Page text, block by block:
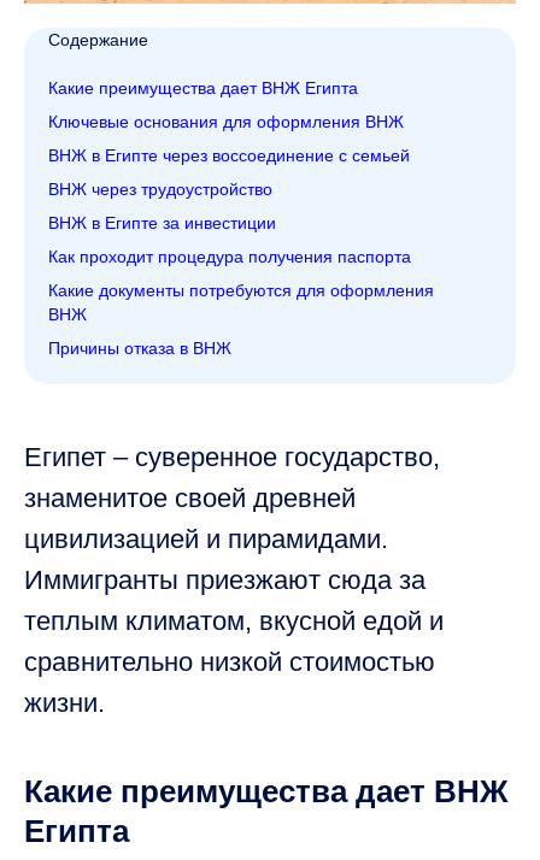
Содержание
Какие преимущества дает ВНЖ Египта
Ключевые основания для оформления ВНЖ
ВНЖ в Египте через воссоединение с семьей
ВНЖ через трудоустройство
ВНЖ в Египте за инвестиции
Как проходит процедура получения паспорта
Какие документы потребуются для оформления
ВНЖ
Причины отказа в ВНЖ
Египет – суверенное государство,
знаменитое своей древней
цивилизацией и пирамидами.
Иммигранты приезжают сюда за
теплым климатом, вкусной едой и
сравнительно низкой стоимостью
жизни.
Какие преимущества дает ВНЖ
Египта